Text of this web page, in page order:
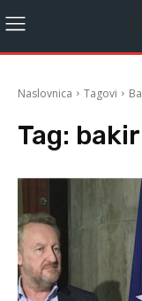
Naslovnica Tagovi
Tag: